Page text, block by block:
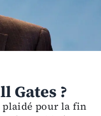
Gates ?
plaidé pour la fin